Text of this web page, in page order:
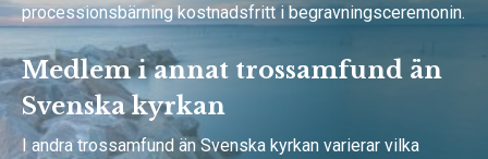
processionsbärning kostnadsfritt i begravningsceremonin.
Medlem i annat trossamfund än
Svenska kyrkan
I andra trossamfund än Svenska kyrkan varierar vilka